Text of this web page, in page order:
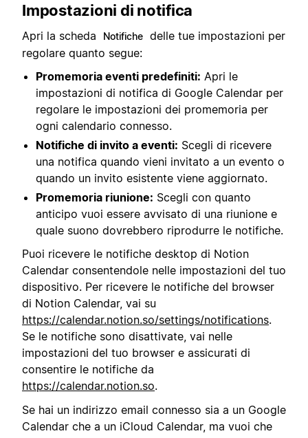
Impostazioni di notifica
Apri la scheda Notifiche delle tue impostazioni per
regolare quanto segue:
Promemoria eventi predefiniti: Apri le
impostazioni di notifica di Google Calendar per
regolare le impostazioni dei promemoria per
ogni calendario connesso.
Notifiche di invito a eventi: Scegli di ricevere
una notifica quando vieni invitato a un evento o
quando un invito esistente viene aggiornato.
Promemoria riunione: Scegli con quanto
anticipo vuoi essere avvisato di una riunione e
quale suono dovrebbero riprodurre le notifiche.
Puoi ricevere le notifiche desktop di Notion
Calendar consentendole nelle impostazioni del tuo
dispositivo. Per ricevere le notifiche del browser
di Notion Calendar, vai su
https://calendar.notion.so/settings/notifications.
Se le notifiche sono disattivate, vai nelle
impostazioni del tuo browser e assicurati di
consentire le notifiche da
https://calendar.notion.so.
Se hai un indirizzo email connesso sia a un Google
Calendar che a un iCloud Calendar, ma vuoi che